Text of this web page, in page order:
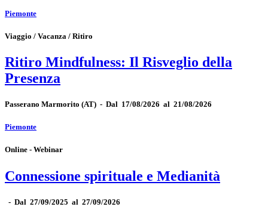
Piemonte
Viaggio / Vacanza / Ritiro
Ritiro Mindfulness: Il Risveglio della
Presenza
Passerano Marmorito (AT) - Dal 17/08/2026 al 21/08/2026
Piemonte
Online - Webinar
Connessione spirituale e Medianità
- Dal 27/09/2025 al 27/09/2026